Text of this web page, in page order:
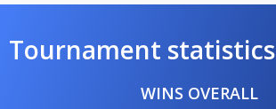
Tournament statistics
WINS OVERALL